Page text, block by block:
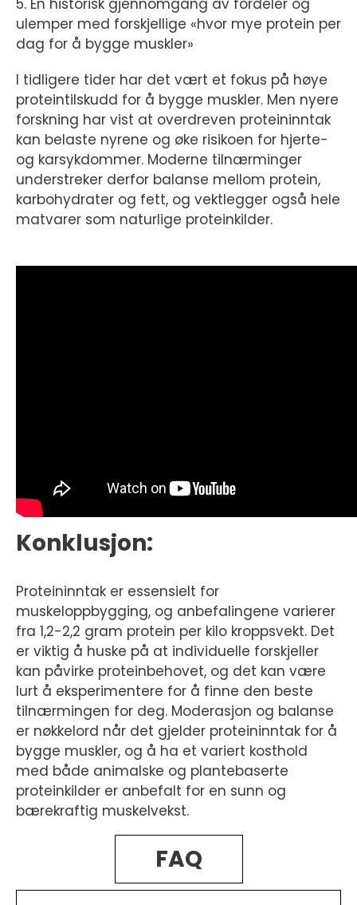
5. En historisk gjennomgang av fordeler og
ulemper med forskjellige «hvor mye protein per
dag for å bygge muskler»
I tidligere tider har det vært et fokus på høye
proteintilskudd for å bygge muskler. Men nyere
forskning har vist at overdreven proteininntak
kan belaste nyrene og øke risikoen for hjerte-
og karsykdommer. Moderne tilnærminger
understreker derfor balanse mellom protein,
karbohydrater og fett, og vektlegger også hele
matvarer som naturlige proteinkilder.
Konklusjon:
Proteininntak er essensielt for
muskeloppbygging, og anbefalingene varierer
fra 1,2-2,2 gram protein per kilo kroppsvekt. Det
er viktig å huske på at individuelle forskjeller
kan påvirke proteinbehovet, og det kan være
lurt å eksperimentere for å finne den beste
tilnærmingen for deg. Moderasjon og balanse
er nøkkelord når det gjelder proteininntak for å
bygge muskler, og å ha et variert kosthold
med både animalske og plantebaserte
proteinkilder er anbefalt for en sunn og
bærekraftig muskelvekst.
FAQ